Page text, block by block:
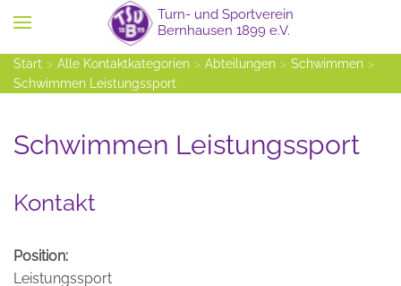
Zum Hauptinhalt springen
Start Alle Kontaktkategorien Abteilungen
Schwimmen
Schwimmen Leistungssport
Schwimmen Leistungssport
Kontakt
Position:
Leistungssport